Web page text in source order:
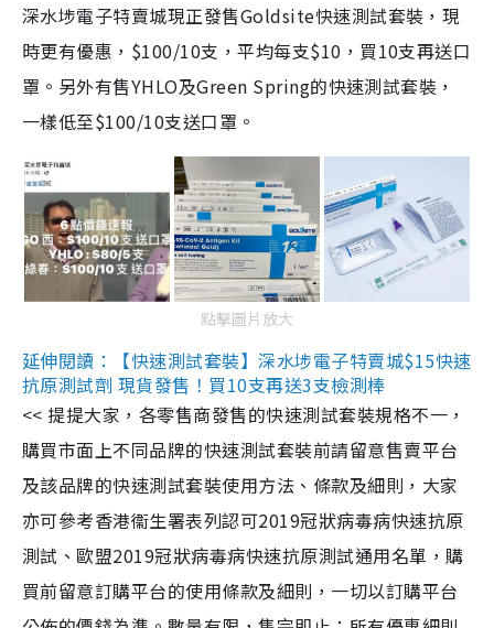
深水埗電子特賣城現正發售Goldsite快速測試套裝，現
時更有優惠，$100/10支，平均每支$10，買10支再送口
罩。另外有售YHLO及Green Spring的快速測試套裝，
一樣低至$100/10支送口罩。
點擊圖片放大
延伸閱讀：【快速測試套裝】深水埗電子特賣城$15快速
抗原測試劑 現貨發售！買10支再送3支檢測棒
<< 提提大家，各零售商發售的快速測試套裝規格不一，
購買市面上不同品牌的快速測試套裝前請留意售賣平台
及該品牌的快速測試套裝使用方法、條款及細則，大家
亦可參考香港衞生署表列認可2019冠狀病毒病快速抗原
測試、歐盟2019冠狀病毒病快速抗原測試通用名單，購
買前留意訂購平台的使用條款及細則，一切以訂購平台